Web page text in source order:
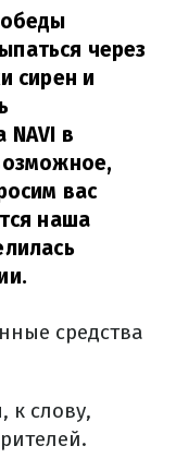
через
сирен и
в
вас
наша
средства
к слову,